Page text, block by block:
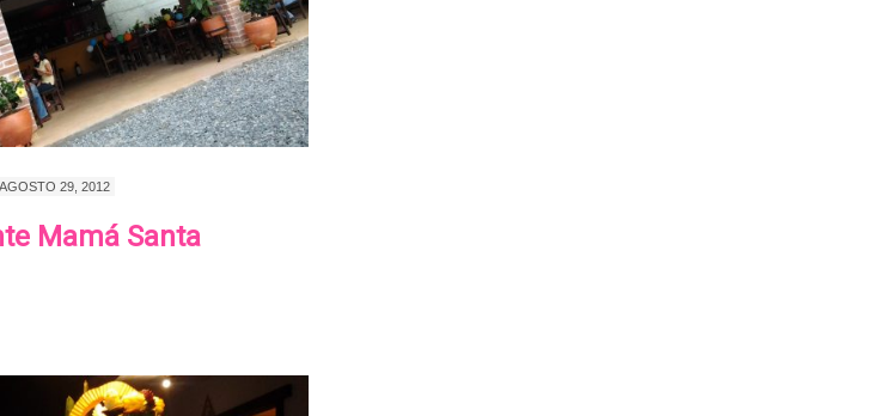
AGOSTO 29, 2012
Mamá Santa